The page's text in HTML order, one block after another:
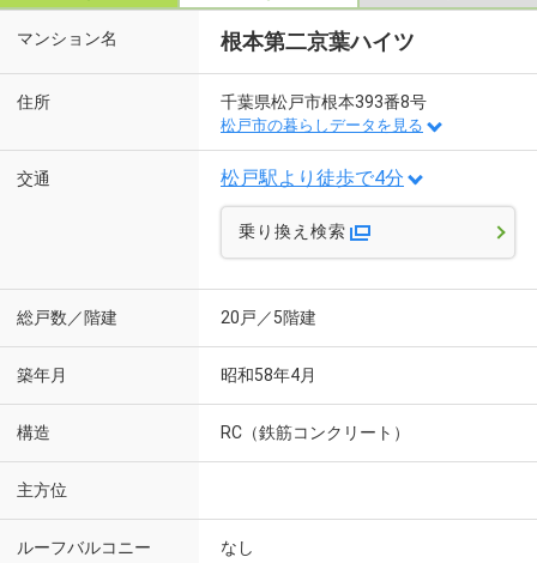
マンション名 根本第二京葉ハイツ
住所 千葉県松戸市根本393番8号
松戸市の暮らしデータを見る
交通 松戸駅より徒歩で4分
乗り換え検索
総戸数／階建 20戸／5階建
築年月 昭和58年4月
構造 RC（鉄筋コンクリート）
主方位
ルーフバルコニー なし